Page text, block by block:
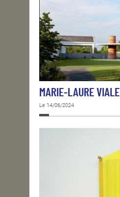
MARIE-LAURE VIALE
Le 14/06/2024